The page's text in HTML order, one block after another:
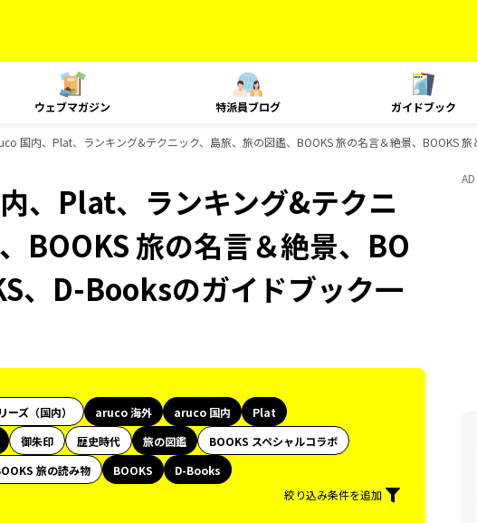
ウェブマガジン 特派員ブログ ガイドブック
国内、Plat、ランキング&テクニック、島旅、旅の図鑑、BOOKS 旅の名言＆絶景、BOOKS
、Plat、ランキング&テクニ
BOOKS 旅の名言＆絶景、BO
、D-Booksのガイドブック一
ズ（国内） aruco 海外 aruco 国内
Plat
御朱印 歴史時代 旅の図鑑
BOOKS スペシャルコラボ
旅の読み物 BOOKS
D-Books
絞り込み条件を追加
AD